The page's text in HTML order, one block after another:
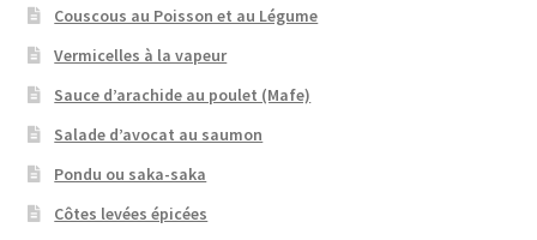
Couscous au Poisson et au Légume
Vermicelles à la vapeur
Sauce d’arachide au poulet (Mafe)
Salade d’avocat au saumon
Pondu ou saka-saka
Côtes levées épicées